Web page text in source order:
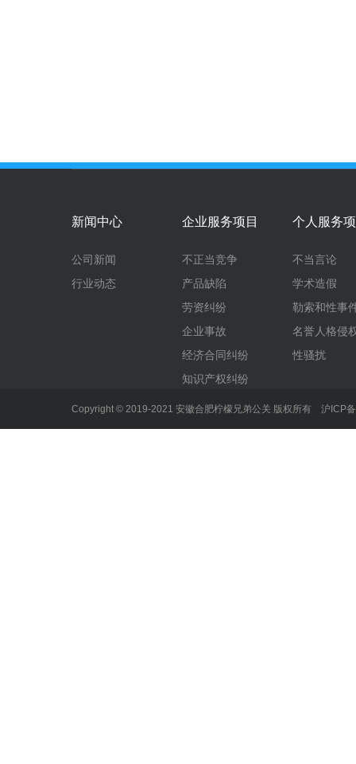
新闻中心
公司新闻
行业动态
企业服务项目
不正当竞争
产品缺陷
劳资纠纷
企业事故
经济合同纠纷
知识产权纠纷
个人服务
不当言论
学术造假
勒索和性事
名誉人格侵
性骚扰
Copyright © 2019-2021 安徽合肥柠檬兄弟公关 版权所有 沪ICP